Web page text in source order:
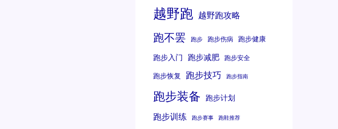
越野跑 越野跑攻略
跑不罢 跑步 跑步伤病 跑步健康
跑步入门 跑步减肥 跑步安全
跑步恢复 跑步技巧 跑步指南
跑步装备 跑步计划
跑步训练 跑步赛事 跑鞋推荐